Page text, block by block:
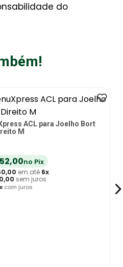
do
N1 Spry Branca Tam G - par
,90no Pix
,90em até6x
43,31 sem juros
xcom juros